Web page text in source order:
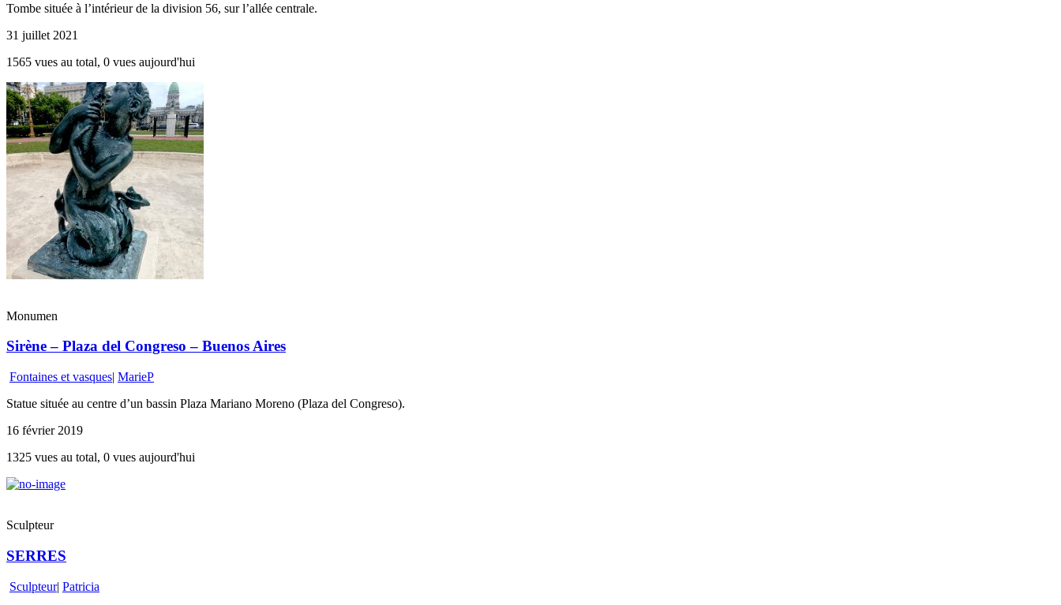
Tombe située à l’intérieur de la division 56, sur l’allée centrale.
31 juillet 2021
1565 vues au total, 0 vues aujourd'hui
Monumen
Sirène – Plaza del Congreso – Buenos Aires
Fontaines et vasques| MarieP
Statue située au centre d’un bassin Plaza Mariano Moreno (Plaza del Congreso).
16 février 2019
1325 vues au total, 0 vues aujourd'hui
Sculpteur
SERRES
Sculpteur| Patricia